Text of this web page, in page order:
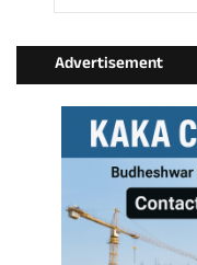
Advertisement